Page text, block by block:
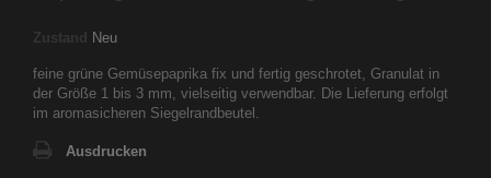
Zustand Neu
feine grüne Gemüsepaprika fix und fertig geschrotet, Granulat in
der Größe 1 bis 3 mm, vielseitig verwendbar. Die Lieferung erfolgt
im aromasicheren Siegelrandbeutel.
Ausdrucken